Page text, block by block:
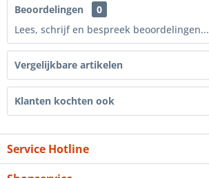
Beoordelingen
0
Lees, schrijf en bespreek beoordelingen...
Vergelijkbare artikelen
Klanten kochten ook
Service Hotline